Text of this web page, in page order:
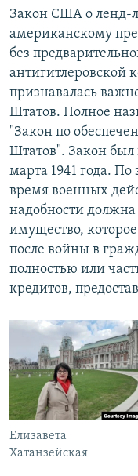
Закон США о ленд-
американскому
без
антигитлеровской
признавалась
Штатов. Полное
"Закон по
Штатов". Закон
марта 1941 года.
время военных
надобности
имущество,
после войны в
полностью или
кредитов,
Елизавета
Хатанзейская